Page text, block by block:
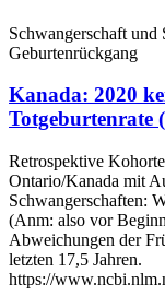
Schwangerschaft und
Geburtenrückgang
Kanada: 2020
Totgeburtenrate
Retrospektive
Ontario/Kanada mit
Schwangerschaften:
(Anm: also vor
Abweichungen der
letzten 17,5 Jahren.
https://